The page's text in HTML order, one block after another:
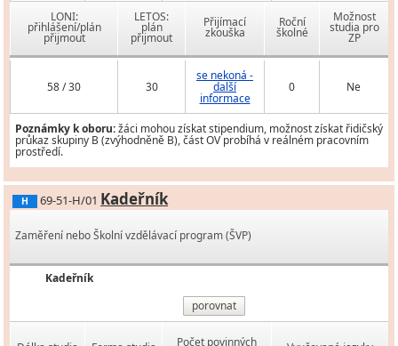
LONI:
přihlášení/plán
přijmout
LETOS:
plán
přijmout
Přijímací
zkouška
Roční
školné
Možnost
studia pro
ZP
58 / 30 30
se nekoná -
další
informace
0 Ne
Poznámky k oboru:žáci mohou získat stipendium, možnost získat řidičský
průkaz skupiny B (zvýhodněně B), část OV probíhá v reálném pracovním
prostředí.
H 69-51-H/01 Kadeřník
Zaměření nebo Školní vzdělávací program (ŠVP)
Kadeřník
porovnat
Počet povinných